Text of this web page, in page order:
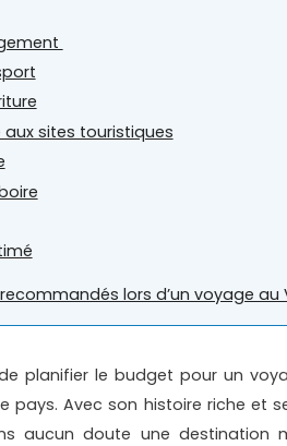
aux sites touristiques
lors d’un voyage au
planifier le budget pour un
pays. Avec son histoire riche et
aucun doute une destination